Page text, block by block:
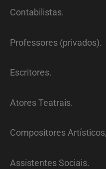
Contabilistas.
Professores (privados).
Escritores.
Atores Teatrais.
Compositores
Assistentes Sociais.